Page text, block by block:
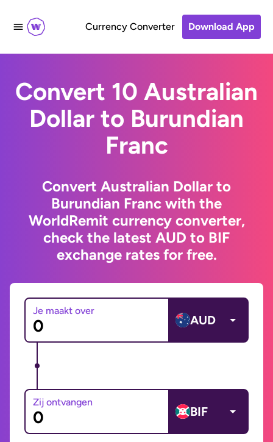
Currency Converter Download App
Convert 10 Australian
Dollar to Burundian
Franc
Convert Australian Dollar to
Burundian Franc with the
WorldRemit currency converter,
check the latest AUD to BIF
exchange rates for free.
Je maakt over
AUD
Zij ontvangen
BIF